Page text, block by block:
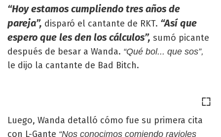
“Hoy estamos cumpliendo tres años de
pareja”, disparó el cantante de RKT. “Así que
espero que les den los cálculos”, sumó picante
después de besar a Wanda. “Qué bol... que sos”,
le dijo la cantante de Bad Bitch.
Luego, Wanda detalló cómo fue su primera cita
con L-Gante “Nos conocimos comiendo ravioles